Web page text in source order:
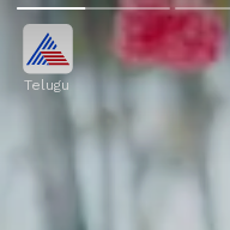
Telugu